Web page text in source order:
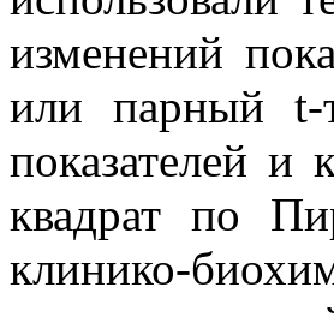
изменений
или парный t-
показателей и
квадрат по
клинико-